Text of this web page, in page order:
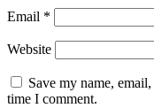
Email *
Website
Save my name,
time I comment.